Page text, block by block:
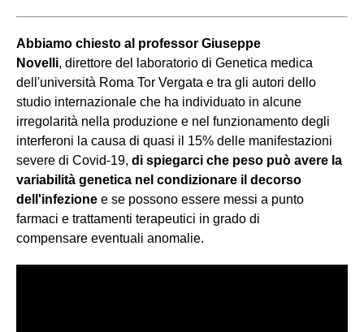
Abbiamo chiesto al professor Giuseppe
Novelli, direttore del laboratorio di Genetica medica
dell'università Roma Tor Vergata e tra gli autori dello
studio internazionale che ha individuato in alcune
irregolarità nella produzione e nel funzionamento degli
interferoni la causa di quasi il 15% delle manifestazioni
severe di Covid-19, di spiegarci che peso può avere la
variabilità genetica nel condizionare il decorso
dell'infezione e se possono essere messi a punto
farmaci e trattamenti terapeutici in grado di
compensare eventuali anomalie.